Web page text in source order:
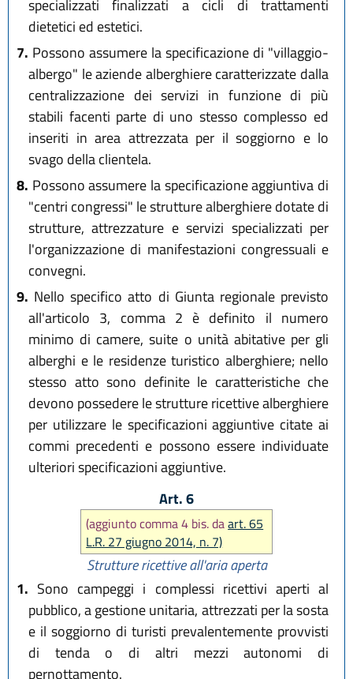
specializzati finalizzati a cicli di trattamenti
dietetici ed estetici.
7. Possono assumere la specificazione di "villaggio-
albergo" le aziende alberghiere caratterizzate dalla
centralizzazione dei servizi in funzione di più
stabili facenti parte di uno stesso complesso ed
inseriti in area attrezzata per il soggiorno e lo
svago della clientela.
8. Possono assumere la specificazione aggiuntiva di
"centri congressi" le strutture alberghiere dotate di
strutture, attrezzature e servizi specializzati per
l'organizzazione di manifestazioni congressuali e
convegni.
9. Nello specifico atto di Giunta regionale previsto
all'articolo 3, comma 2 è definito il numero
minimo di camere, suite o unità abitative per gli
alberghi e le residenze turistico alberghiere; nello
stesso atto sono definite le caratteristiche che
devono possedere le strutture ricettive alberghiere
per utilizzare le specificazioni aggiuntive citate ai
commi precedenti e possono essere individuate
ulteriori specificazioni aggiuntive.
Art. 6
(aggiunto comma 4 bis. daart. 65
L.R. 27 giugno 2014, n. 7)
Strutture ricettive all'aria aperta
1. Sono campeggi i complessi ricettivi aperti al
pubblico, a gestione unitaria, attrezzati per la sosta
e il soggiorno di turisti prevalentemente provvisti
di tenda o di altri mezzi autonomi di
pernottamento.